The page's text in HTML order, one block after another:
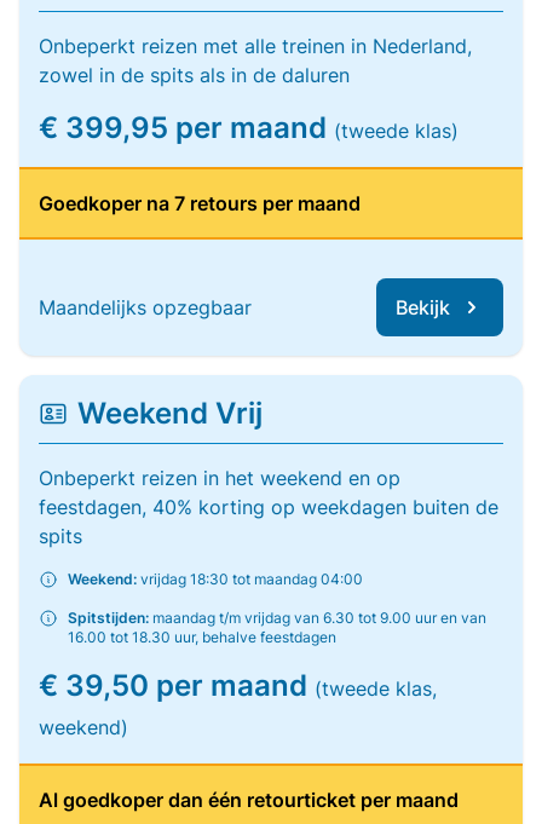
Onbeperkt reizen met alle treinen in Nederland,
zowel in de spits als in de daluren
€ 399,95 per maand (tweede klas)
Goedkoper na 7 retours per maand
Maandelijks opzegbaar Bekijk
Weekend Vrij
Onbeperkt reizen in het weekend en op
feestdagen, 40% korting op weekdagen buiten de
spits
Weekend: vrijdag 18:30 tot maandag 04:00
Spitstijden: maandag t/m vrijdag van 6.30 tot 9.00 uur en van
16.00 tot 18.30 uur, behalve feestdagen
€ 39,50 per maand (tweede klas,
weekend)
Al goedkoper dan één retourticket per maand